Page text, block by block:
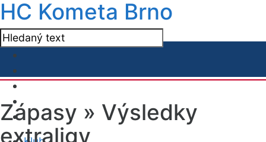
HC Kometa Brno
Zápasy » Výsledky
extraligy